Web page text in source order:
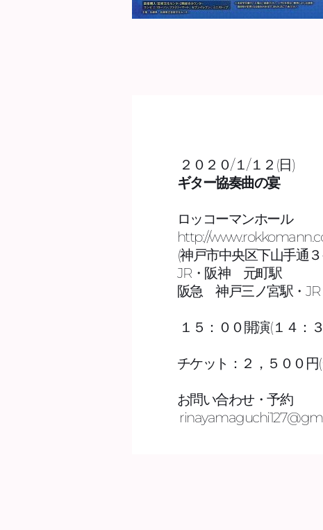
２０２０/１/１２(日)
ギター協奏曲の宴
ロッコーマンホール
http://
(神戸市中央区下山手通
JR・阪神　元町駅
阪急　神戸三ノ宮駅・
１５：００開演(１４：
チケット：２，５００円
お問い合わせ・予約